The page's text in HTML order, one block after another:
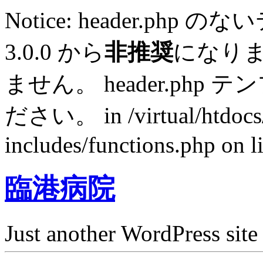
Notice: header.php のな
3.0.0 から非推奨になり
ません。 header.php テ
ださい。 in /virtual/
includes/functions.php on
臨港病院
Just another WordPress site